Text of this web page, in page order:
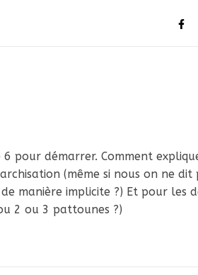
pour démarrer. Comment
(même si nous on ne dit
manière implicite ?) Et pour les
2 ou 3 pattounes ?)